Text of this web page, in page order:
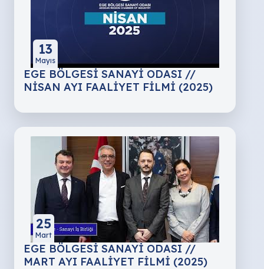
13
Mayıs
EGE BÖLGESİ SANAYİ ODASI //
NİSAN AYI FAALİYET FİLMİ (2025)
25
Mart
EGE BÖLGESİ SANAYİ ODASI //
MART AYI FAALİYET FİLMİ (2025)